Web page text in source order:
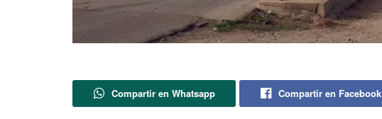
Compartir en Whatsapp Compartir en Facebook